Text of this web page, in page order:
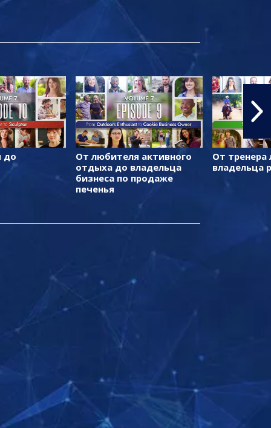
до
От любителя активного
отдыха до владельца
бизнеса по продаже
печенья
От
владельца